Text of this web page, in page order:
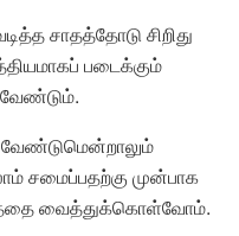
சாதத்தோடு சிறிது
படைக்கும்
சமைப்பதற்கு முன்பாக
வைத்துக்கொள்வோம்.